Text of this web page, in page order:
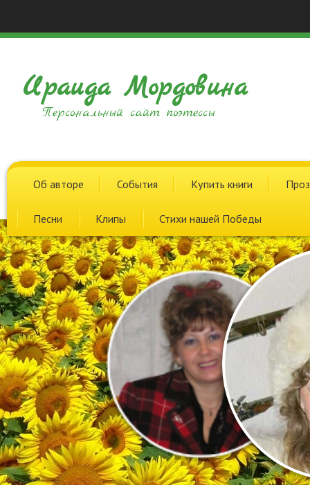
Ираида Мордовина
Персональный сайт поэтессы
Об авторе События Купить книги
Песни Клипы Стихи нашей Победы